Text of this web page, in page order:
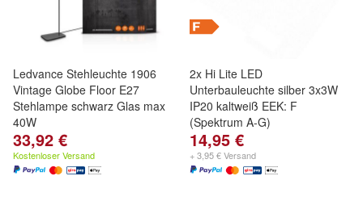
Ledvance Stehleuchte 1906
Vintage Globe Floor E27
Stehlampe schwarz Glas max
40W
33,92 €
Kostenloser Versand
2x Hi Lite LED
Unterbauleuchte silber 3x3W
IP20 kaltweiß EEK: F
(Spektrum A-G)
14,95 €
+ 3,95 € Versand